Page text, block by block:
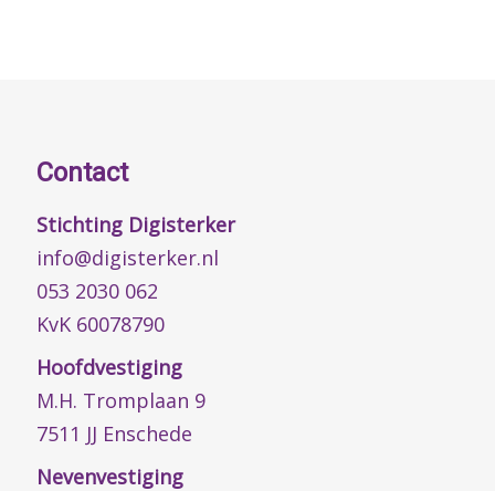
Contact
Stichting Digisterker
info@digisterker.nl
053 2030 062
KvK 60078790
Hoofdvestiging
M.H. Tromplaan 9
7511 JJ Enschede
Nevenvestiging